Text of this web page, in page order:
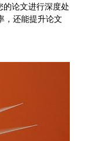
论文进行深度处
，还能提升论文